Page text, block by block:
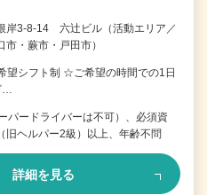
岸3-8-14 六辻ビル（活動エリア／
・蕨市・戸田市）
望シフト制 ☆ご希望の時間での1日
パードライバーは不可）、必須資
旧ヘルパー2級）以上、年齢不問
詳細を見る